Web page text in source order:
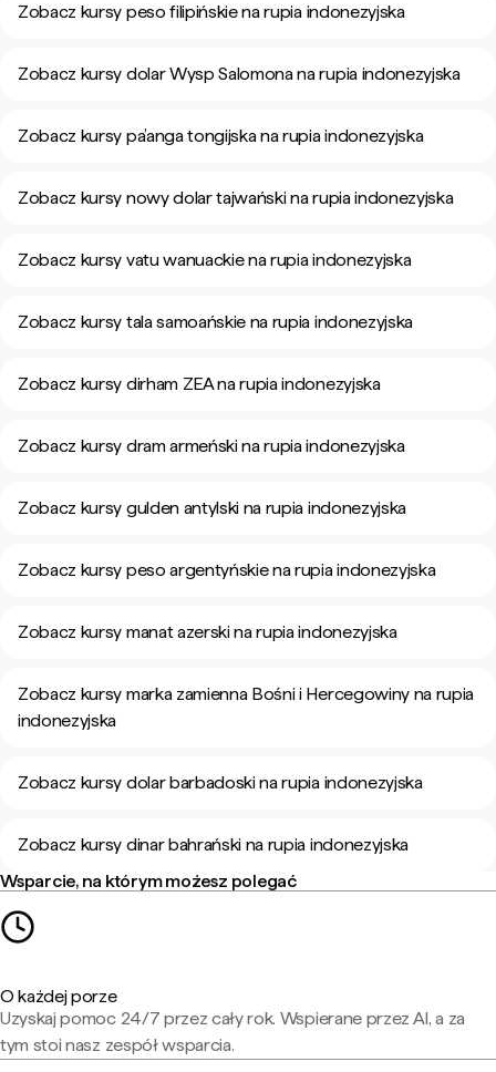
Zobacz kursy peso filipińskie na rupia indonezyjska
Zobacz kursy dolar Wysp Salomona na rupia indonezyjska
Zobacz kursy pa’anga tongijska na rupia indonezyjska
Zobacz kursy nowy dolar tajwański na rupia indonezyjska
Zobacz kursy vatu wanuackie na rupia indonezyjska
Zobacz kursy tala samoańskie na rupia indonezyjska
Zobacz kursy dirham ZEA na rupia indonezyjska
Zobacz kursy dram armeński na rupia indonezyjska
Zobacz kursy gulden antylski na rupia indonezyjska
Zobacz kursy peso argentyńskie na rupia indonezyjska
Zobacz kursy manat azerski na rupia indonezyjska
Zobacz kursy marka zamienna Bośni i Hercegowiny na rupia
indonezyjska
Zobacz kursy dolar barbadoski na rupia indonezyjska
Zobacz kursy dinar bahrański na rupia indonezyjska
Wsparcie, na którym możesz polegać
O każdej porze
Uzyskaj pomoc 24/7 przez cały rok. Wspierane przez AI, a za
tym stoi nasz zespół wsparcia.